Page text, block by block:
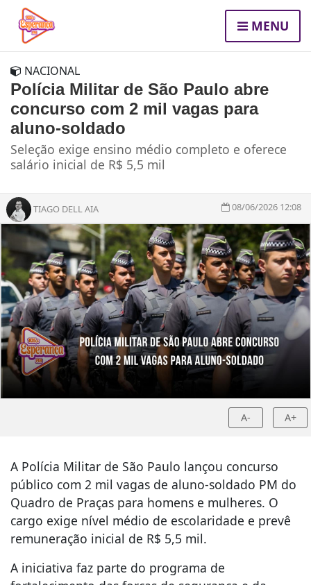
MENU
NACIONAL
Polícia Militar de São Paulo abre
concurso com 2 mil vagas para
aluno-soldado
Seleção exige ensino médio completo e oferece
salário inicial de R$ 5,5 mil
TIAGO DELL AIA 08/06/2026 12:08
A- A+
A Polícia Militar de São Paulo lançou concurso
público com 2 mil vagas de aluno-soldado PM do
Quadro de Praças para homens e mulheres. O
cargo exige nível médio de escolaridade e prevê
remuneração inicial de R$ 5,5 mil.
A iniciativa faz parte do programa de